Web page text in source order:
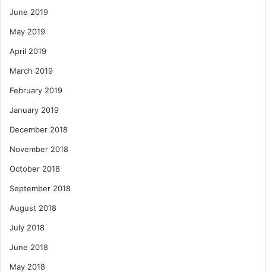
June 2019
May 2019
April 2019
March 2019
February 2019
January 2019
December 2018
November 2018
October 2018
September 2018
August 2018
July 2018
June 2018
May 2018